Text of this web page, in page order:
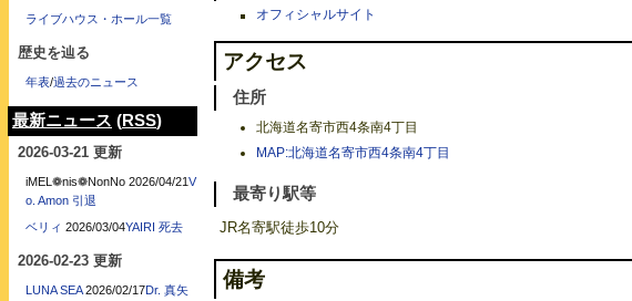
オフィシャルサイト
アクセス
住所
北海道名寄市西4条南4丁目
MAP:北海道名寄市西4条南4丁目
最寄り駅等
JR名寄駅徒歩10分
備考
ライブハウス・ホール一覧
歴史を辿る
年表/過去のニュース
最新ニュース (RSS)
2026-03-21 更新
iMEL❁nis❁NonNo 2026/04/21 V
o. Amon 引退
ベリィ 2026/03/04YAIRI 死去
2026-02-23 更新
LUNA SEA 2026/02/17Dr. 真矢